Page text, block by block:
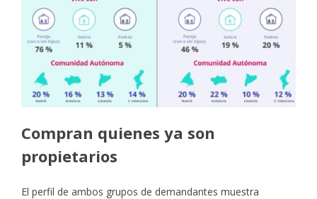
Compran quienes ya son
propietarios
El perfil de ambos grupos de demandantes muestra